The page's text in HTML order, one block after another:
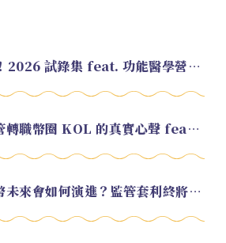
EP.220 好久不見！2026 試錄集 feat. 功能醫學營養師 美寶
EP.219 從銀行高管轉職幣圈 KOL 的真實心聲 feat.龜大
EP.217 美元穩定幣未來會如何演進？監管套利終將收斂？feat. 研究員 余哲安